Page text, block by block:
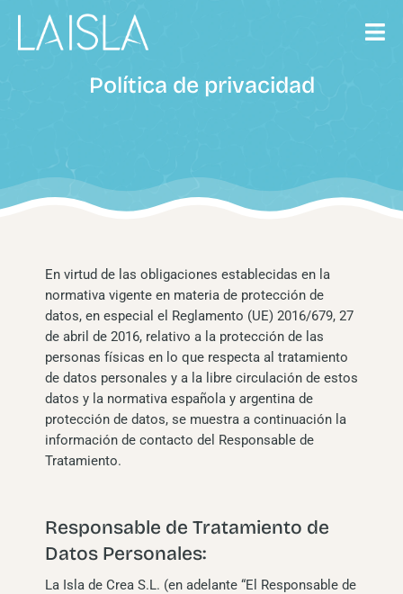
contenido
Política de privacidad
En virtud de las obligaciones establecidas en la
normativa vigente en materia de protección de
datos, en especial el Reglamento (UE) 2016/679, 27
de abril de 2016, relativo a la protección de las
personas físicas en lo que respecta al tratamiento
de datos personales y a la libre circulación de estos
datos y la normativa española y argentina de
protección de datos, se muestra a continuación la
información de contacto del Responsable de
Tratamiento.
Responsable de Tratamiento de
Datos Personales:
La Isla de Crea S.L. (en adelante “El Responsable de